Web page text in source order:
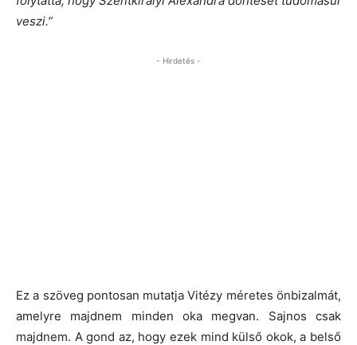
veszi.”
- Hirdetés -
Ez a szöveg pontosan mutatja Vitézy méretes önbizalmát,
amelyre majdnem minden oka megvan. Sajnos csak
majdnem. A gond az, hogy ezek mind külső okok, a belső